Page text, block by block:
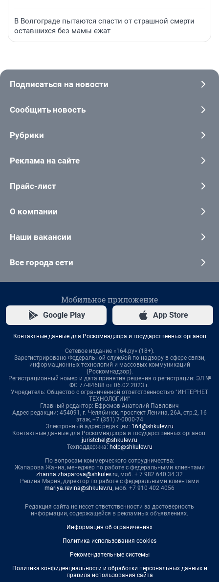
В Волгограде пытаются спасти от страшной смерти
оставшихся без мамы ежат
Подписаться на новости
Сообщить новость
Рубрики
Реклама на сайте
Прайс-лист
О компании
Наши вакансии
Все города сети
Мобильное приложение
Google Play App Store
Контактные данные для Роскомнадзора и государственных органов
Сетевое издание «164.ру» (18+).
Зарегистрировано Федеральной службой по надзору в сфере связи,
информационных технологий и массовых коммуникаций
(Роскомнадзор).
Регистрационный номер и дата принятия решения о регистрации: ЭЛ №
ФС 77-84688 от 06.02.2023 г.
Учредитель: Общество с ограниченной ответственностью "ИНТЕРНЕТ
ТЕХНОЛОГИИ"
Главный редактор: Ефремов Анатолий Павлович
Адрес редакции: 454091, г. Челябинск, проспект Ленина, 26А, стр.2, 16
этаж, +7 (351) 7-0000-74
Электронный адрес редакции: 164@shkulev.ru
Контактные данные для Роскомнадзора и государственных органов:
juristchel@shkulev.ru
Техподдержка: help@shkulev.ru
По вопросам коммерческого сотрудничества:
Жапарова Жанна, менеджер по работе с федеральными клиентами
zhanna.zhaparova@shkulev.ru, моб. + 7 982 640 34 32
Ревина Мария, директор по работе с федеральными клиентами
mariya.revina@shkulev.ru, моб. +7 910 402 4056
Редакция сайта не несет ответственности за достоверность
информации, содержащейся в рекламных объявлениях.
Информация об ограничениях
Политика использования cookies
Рекомендательные системы
Политика конфиденциальности и обработки персональных данных и
правила использования сайта